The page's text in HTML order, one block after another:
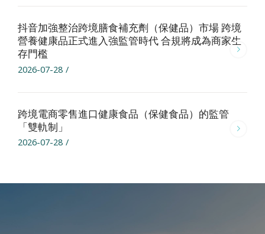
抖音加強整治跨境膳食補充劑（保健品）市場 跨境
營養健康品正式進入強監管時代 合規將成為商家生
存門檻
2026-07-28 /
跨境電商零售進口健康食品（保健食品）的監管
「雙軌制」
2026-07-28 /